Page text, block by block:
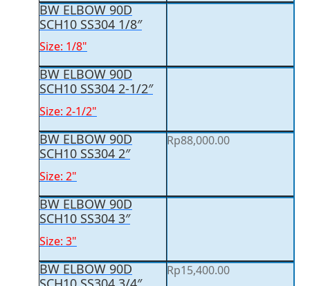
BW ELBOW 90D
SCH10 SS304 1/8″
Size: 1/8"
BW ELBOW 90D
SCH10 SS304 2-1/2″
Size: 2-1/2"
BW ELBOW 90D
SCH10 SS304 2″
Size: 2"
Rp88,000.00
BW ELBOW 90D
SCH10 SS304 3″
Size: 3"
BW ELBOW 90D
Rp15,400.00